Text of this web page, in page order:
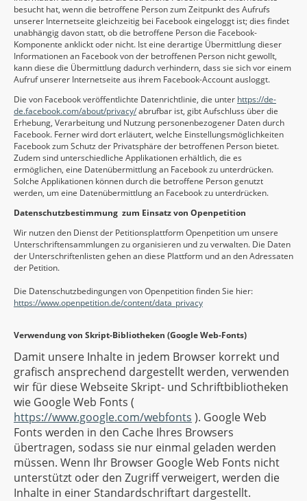
besucht hat, wenn die betroffene Person zum Zeitpunkt des Aufrufs
unserer Internetseite gleichzeitig bei Facebook eingeloggt ist; dies findet
unabhängig davon statt, ob die betroffene Person die Facebook-
Komponente anklickt oder nicht. Ist eine derartige Übermittlung dieser
Informationen an Facebook von der betroffenen Person nicht gewollt,
kann diese die Übermittlung dadurch verhindern, dass sie sich vor einem
Aufruf unserer Internetseite aus ihrem Facebook-Account ausloggt.
Die von Facebook veröffentlichte Datenrichtlinie, die unter https://de-
de.facebook.com/about/privacy/abrufbar ist, gibt Aufschluss über die
Erhebung, Verarbeitung und Nutzung personenbezogener Daten durch
Facebook. Ferner wird dort erläutert, welche Einstellungsmöglichkeiten
Facebook zum Schutz der Privatsphäre der betroffenen Person bietet.
Zudem sind unterschiedliche Applikationen erhältlich, die es
ermöglichen, eine Datenübermittlung an Facebook zu unterdrücken.
Solche Applikationen können durch die betroffene Person genutzt
werden, um eine Datenübermittlung an Facebook zu unterdrücken.
Datenschutzbestimmung zum Einsatz von Openpetition
Wir nutzen den Dienst der Petitionsplattform Openpetition um unsere
Unterschriftensammlungen zu organisieren und zu verwalten. Die Daten
der Unterschriftenlisten gehen an diese Plattform und an den Adressaten
der Petition.
Die Datenschutzbedingungen von Openpetition finden Sie hier:
https://www.openpetition.de/content/data_privacy
Verwendung von Skript-Bibliotheken (Google Web-Fonts)
Damit unsere Inhalte in jedem Browser korrekt und
grafisch ansprechend dargestellt werden, verwenden
wir für diese Webseite Skript- und Schriftbibliotheken
wie Google Web Fonts (
https://www.google.com/webfonts ). Google Web
Fonts werden in den Cache Ihres Browsers
übertragen, sodass sie nur einmal geladen werden
müssen. Wenn Ihr Browser Google Web Fonts nicht
unterstützt oder den Zugriff verweigert, werden die
Inhalte in einer Standardschriftart dargestellt.